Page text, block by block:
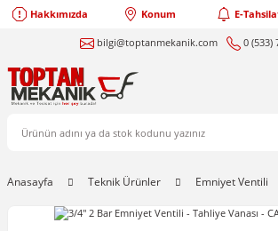
Hakkımızda Konum E-
bilgi@toptanmekanik.com 0 (533)
Anasayfa Teknik Ürünler Emniyet Ventili